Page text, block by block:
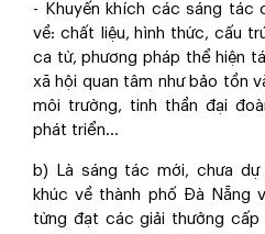
- Khuyến khích các sáng tác
về: chất liệu, hình thức, cấu
ca từ, phương pháp thể hiện
xã hội quan tâm như bảo tồn
môi trường, tinh thần đại
phát triển…
b) Là sáng tác mới, chưa
khúc về thành phố Đà Nẵng
từng đạt các giải thưởng cấp